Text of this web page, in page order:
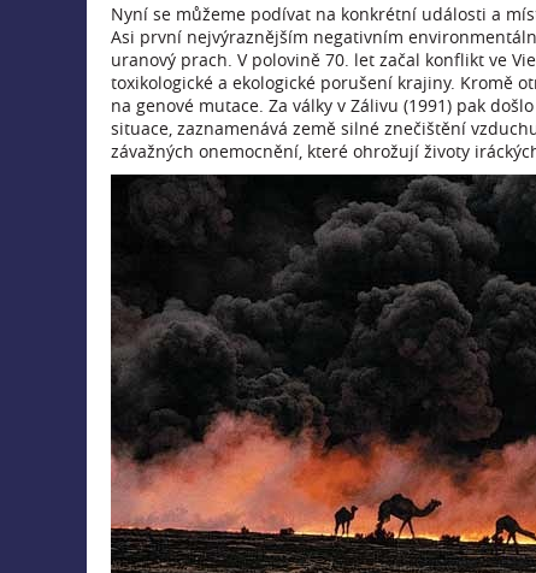
Nyní se můžeme podívat na konkrétní události a
Asi první nejvýraznějším negativním
uranový prach. V polovině 70. let začal konflikt ve
toxikologické a ekologické porušení krajiny. Kromě
na genové mutace. Za války v Zálivu (1991) pak
situace, zaznamenává země silné znečištění
závažných onemocnění, které ohrožují životy